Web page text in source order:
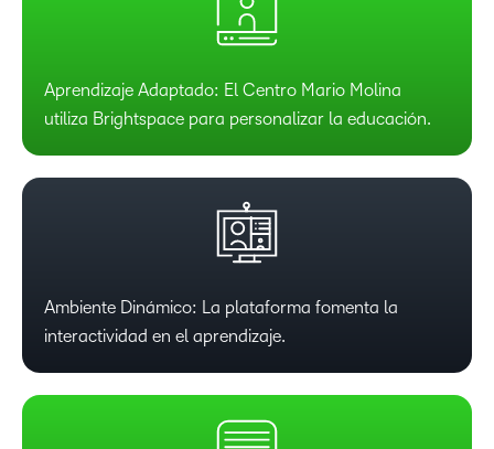
Aprendizaje Adaptado: El Centro Mario Molina
utiliza Brightspace para personalizar la educación.
Ambiente Dinámico: La plataforma fomenta la
interactividad en el aprendizaje.